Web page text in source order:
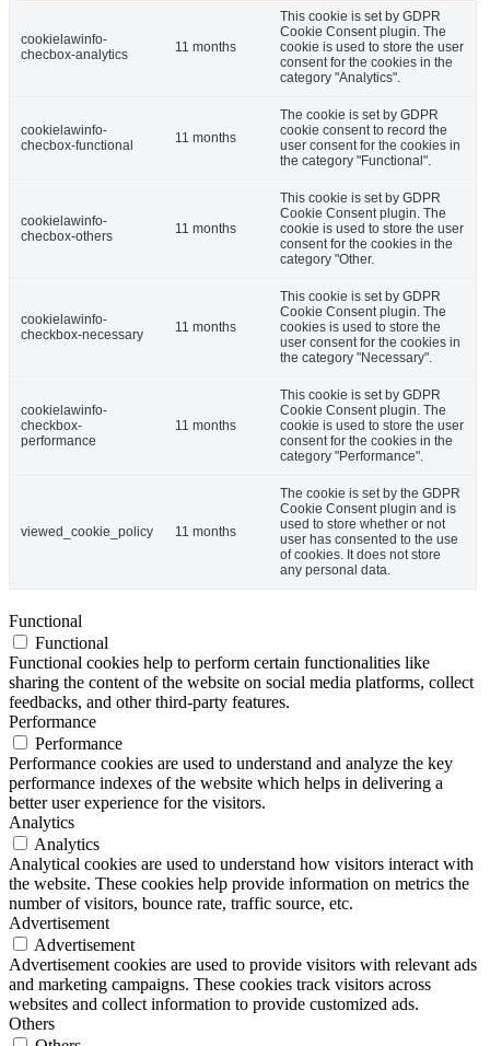
cookielawinfo-
checbox-analytics
11 months
This cookie is set by GDPR
Cookie Consent plugin. The
cookie is used to store the user
consent for the cookies in the
category "Analytics".
cookielawinfo-
checbox-functional
11 months
The cookie is set by GDPR
cookie consent to record the
user consent for the cookies in
the category "Functional".
cookielawinfo-
checbox-others
11 months
This cookie is set by GDPR
Cookie Consent plugin. The
cookie is used to store the user
consent for the cookies in the
category "Other.
cookielawinfo-
checkbox-necessary
11 months
This cookie is set by GDPR
Cookie Consent plugin. The
cookies is used to store the
user consent for the cookies in
the category "Necessary".
cookielawinfo-
checkbox-
performance
11 months
This cookie is set by GDPR
Cookie Consent plugin. The
cookie is used to store the user
consent for the cookies in the
category "Performance".
viewed_cookie_policy 11 months
The cookie is set by the GDPR
Cookie Consent plugin and is
used to store whether or not
user has consented to the use
of cookies. It does not store
any personal data.
Functional
Functional
Functional cookies help to perform certain functionalities like
sharing the content of the website on social media platforms, collect
feedbacks, and other third-party features.
Performance
Performance
Performance cookies are used to understand and analyze the key
performance indexes of the website which helps in delivering a
better user experience for the visitors.
Analytics
Analytics
Analytical cookies are used to understand how visitors interact with
the website. These cookies help provide information on metrics the
number of visitors, bounce rate, traffic source, etc.
Advertisement
Advertisement
Advertisement cookies are used to provide visitors with relevant ads
and marketing campaigns. These cookies track visitors across
websites and collect information to provide customized ads.
Others